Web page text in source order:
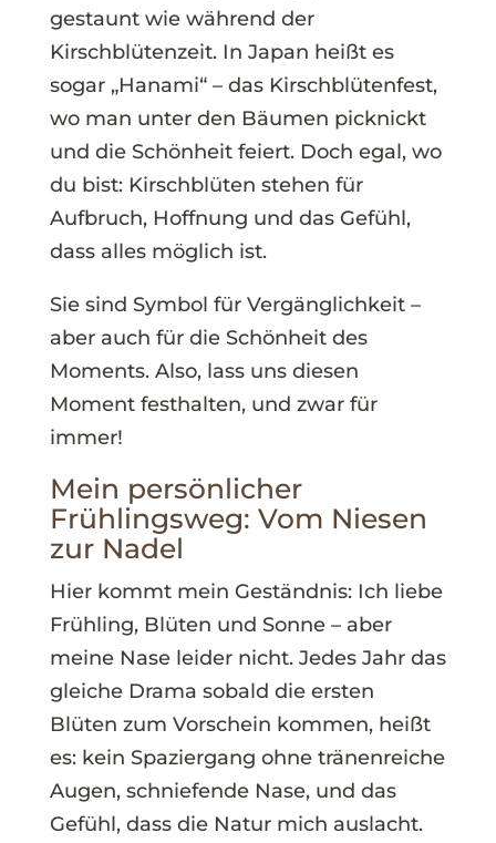
gestaunt wie während der
Kirschblütenzeit. In Japan heißt es
sogar „Hanami“ – das Kirschblütenfest,
wo man unter den Bäumen picknickt
und die Schönheit feiert. Doch egal, wo
du bist: Kirschblüten stehen für
Aufbruch, Hoffnung und das Gefühl,
dass alles möglich ist.
Sie sind Symbol für Vergänglichkeit –
aber auch für die Schönheit des
Moments. Also, lass uns diesen
Moment festhalten, und zwar für
immer!
Mein persönlicher
Frühlingsweg: Vom Niesen
zur Nadel
Hier kommt mein Geständnis: Ich liebe
Frühling, Blüten und Sonne – aber
meine Nase leider nicht. Jedes Jahr das
gleiche Drama sobald die ersten
Blüten zum Vorschein kommen, heißt
es: kein Spaziergang ohne tränenreiche
Augen, schniefende Nase, und das
Gefühl, dass die Natur mich auslacht.